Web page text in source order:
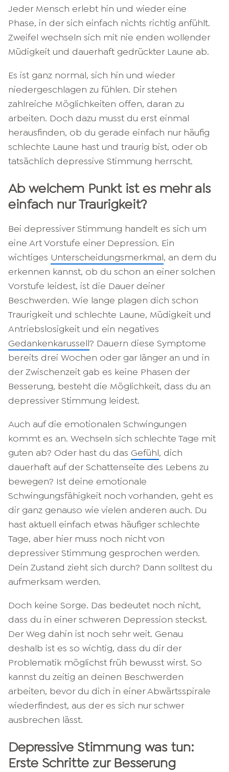
Jeder Mensch erlebt hin und wieder eine
Phase, in der sich einfach nichts richtig anfühlt.
Zweifel wechseln sich mit nie enden wollender
Müdigkeit und dauerhaft gedrückter Laune ab.
Es ist ganz normal, sich hin und wieder
niedergeschlagen zu fühlen. Dir stehen
zahlreiche Möglichkeiten offen, daran zu
arbeiten. Doch dazu musst du erst einmal
herausfinden, ob du gerade einfach nur häufig
schlechte Laune hast und traurig bist, oder ob
tatsächlich depressive Stimmung herrscht.
Ab welchem Punkt ist es mehr als
einfach nur Traurigkeit?
Bei depressiver Stimmung handelt es sich um
eine Art Vorstufe einer Depression. Ein
wichtiges Unterscheidungsmerkmal, an dem du
erkennen kannst, ob du schon an einer solchen
Vorstufe leidest, ist die Dauer deiner
Beschwerden. Wie lange plagen dich schon
Traurigkeit und schlechte Laune, Müdigkeit und
Antriebslosigkeit und ein negatives
Gedankenkarussell? Dauern diese Symptome
bereits drei Wochen oder gar länger an und in
der Zwischenzeit gab es keine Phasen der
Besserung, besteht die Möglichkeit, dass du an
depressiver Stimmung leidest.
Auch auf die emotionalen Schwingungen
kommt es an. Wechseln sich schlechte Tage mit
guten ab? Oder hast du das Gefühl, dich
dauerhaft auf der Schattenseite des Lebens zu
bewegen? Ist deine emotionale
Schwingungsfähigkeit noch vorhanden, geht es
dir ganz genauso wie vielen anderen auch. Du
hast aktuell einfach etwas häufiger schlechte
Tage, aber hier muss noch nicht von
depressiver Stimmung gesprochen werden.
Dein Zustand zieht sich durch? Dann solltest du
aufmerksam werden.
Doch keine Sorge. Das bedeutet noch nicht,
dass du in einer schweren Depression steckst.
Der Weg dahin ist noch sehr weit. Genau
deshalb ist es so wichtig, dass du dir der
Problematik möglichst früh bewusst wirst. So
kannst du zeitig an deinen Beschwerden
arbeiten, bevor du dich in einer Abwärtsspirale
wiederfindest, aus der es sich nur schwer
ausbrechen lässt.
Depressive Stimmung was tun:
Erste Schritte zur Besserung